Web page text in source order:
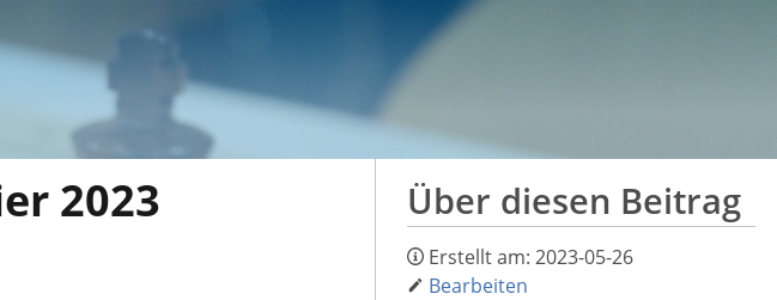
2023 Über diesen Beitrag
Erstellt am: 2023-05-26
Bearbeiten